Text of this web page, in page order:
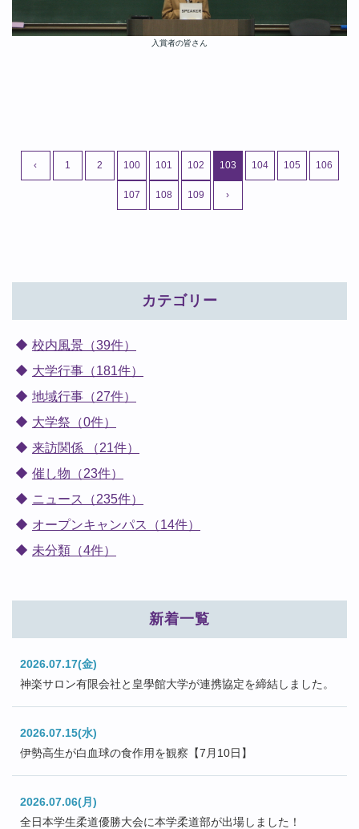
入賞者の皆さん
‹ 1 2 100 101 102 103 104 105 106
107 108 109 ›
カテゴリー
校内風景（39件）
大学行事（181件）
地域行事（27件）
大学祭（0件）
来訪関係 （21件）
催し物（23件）
ニュース（235件）
オープンキャンパス（14件）
未分類（4件）
新着一覧
2026.07.17(金)
神楽サロン有限会社と皇學館大学が連携協定を締結しました。
2026.07.15(水)
伊勢高生が白血球の食作用を観察【7月10日】
2026.07.06(月)
全日本学生柔道優勝大会に本学柔道部が出場しました！